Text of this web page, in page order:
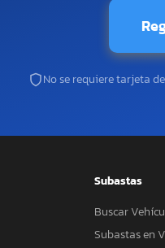
No se requiere tarjeta
Subastas
Buscar
Subastas en